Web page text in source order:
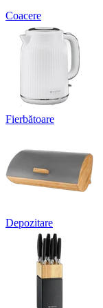
Coacere
Fierbătoare
Depozitare